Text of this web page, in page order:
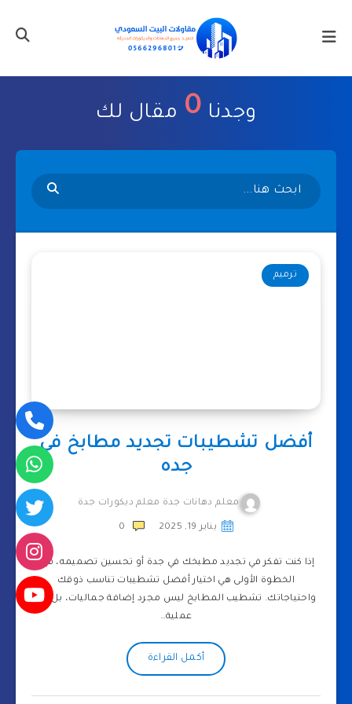
وجدنا 0 مقال لك
ترميم
أفضل تشطيبات تجديد مطابخ في
جده
معلم دهانات جدة معلم ديكورات جدة
يناير 19, 2025 0
إذا كنت تفكر في تجديد مطبخك في جدة أو تحسين تصميمه، فإن
الخطوة الأولى هي اختيار أفضل تشطيبات تناسب ذوقك
واحتياجاتك. تشطيب المطابخ ليس مجرد إضافة جماليات، بل هو
عملية…
أكمل القراءة